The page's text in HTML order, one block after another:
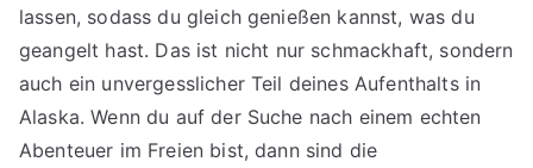
lassen, sodass du gleich genießen kannst, was du
geangelt hast. Das ist nicht nur schmackhaft, sondern
auch ein unvergesslicher Teil deines Aufenthalts in
Alaska. Wenn du auf der Suche nach einem echten
Abenteuer im Freien bist, dann sind die